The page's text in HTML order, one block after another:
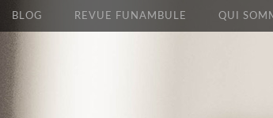
BLOG REVUE FUNAMBULE QUI